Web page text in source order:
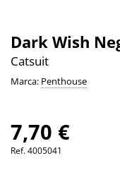
Dark Wish
Catsuit
Marca: Penthouse
7,70 €
Ref.4005041